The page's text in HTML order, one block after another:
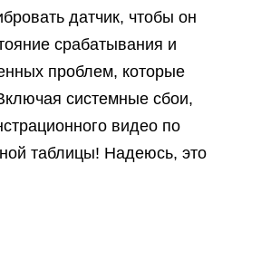
датчик, чтобы он
срабатывания и
проблем, которые
системные сбои,
видео по
таблицы! Надеюсь, это